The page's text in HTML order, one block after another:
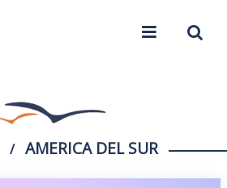
/ AMERICA DEL SUR